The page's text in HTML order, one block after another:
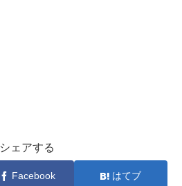
シェアする
Facebook はてブ